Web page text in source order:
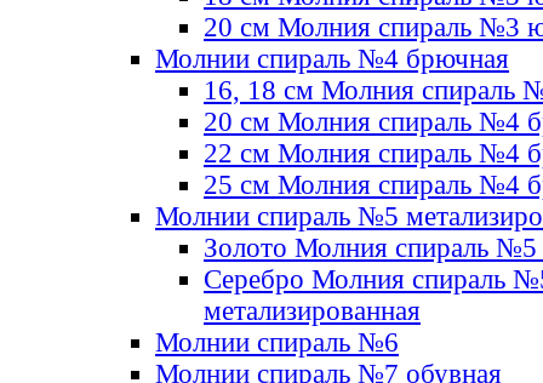
20 см Молния спираль №3
Молнии спираль №4 брючная
16, 18 см Молния спираль
20 см Молния спираль №4
22 см Молния спираль №4
25 см Молния спираль №4
Молнии спираль №5
Золото Молния спираль №5
Серебро Молния спираль
метализированная
Молнии спираль №6
Молнии спираль №7 обувная